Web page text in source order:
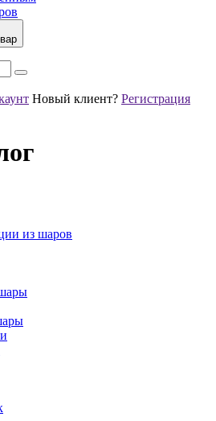
Новый клиент? Регистрация
из шаров